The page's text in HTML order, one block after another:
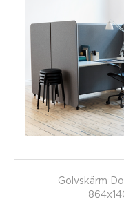
Golvskärm